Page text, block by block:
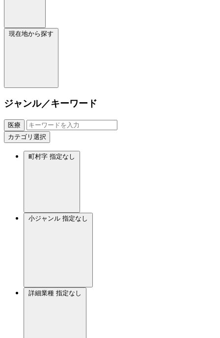
現在地から探す
ジャンル／キーワード
医療
カテゴリ選択
町村字 指定なし
小ジャンル 指定なし
詳細業種 指定なし